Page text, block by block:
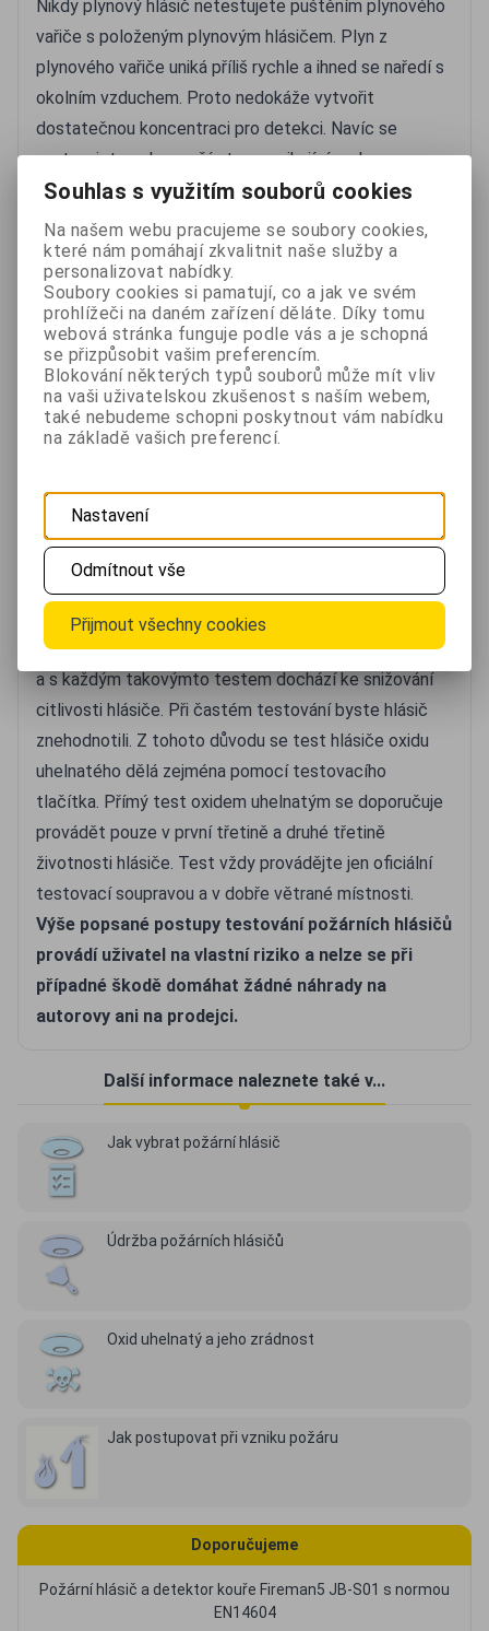
Nikdy plynový hlásič netestujete puštěním plynového
vařiče s položeným plynovým hlásičem. Plyn z
plynového vařiče uniká příliš rychle a ihned se naředí s
okolním vzduchem. Proto nedokáže vytvořit
dostatečnou koncentraci pro detekci. Navíc se
vystavujete nebezpečí otravy unikajícím plynem.
Test plynového hlásiče lze provést jednodušeji,
pomocí běžného plynového zapalovače. Zapalovač
stiskněte bez škrtnutí, aby nedošlo ke vznícení plynu
a přiložte jej k otvorům plynového hlásiče tak, aby plyn
přímo vnikal dovnitř hlásiče. Hlásič by měl zareagovat
do jedné minuty poplachem. Pokud se tak nestane, je
vhodné provést po chvíli nový test a případně plynový
hlásič vyměnit.
Test plynem není vhodné provádět příliš často, aby
Test hlásiče oxidu uhelnatého
Testování hlásičů oxidu uhelnatého přímo oxidem
uhelnatým je velmi problematické a nebezpečné. Oxid
uhelnatý je jedovatý plyn a mohlo by dojít při
neodborné manipulaci k otravě. Hlásiče oxidu
uhelnatého jsou navíc postaveny na chemické detekci
a s každým takovýmto testem dochází ke snižování
citlivosti hlásiče. Při častém testování byste hlásič
znehodnotili. Z tohoto důvodu se test hlásiče oxidu
uhelnatého dělá zejména pomocí testovacího
tlačítka. Přímý test oxidem uhelnatým se doporučuje
provádět pouze v první třetině a druhé třetině
životnosti hlásiče. Test vždy provádějte jen oficiální
testovací soupravou a v dobře větrané místnosti.
Výše popsané postupy testování požárních hlásičů
provádí uživatel na vlastní riziko a nelze se při
případné škodě domáhat žádné náhrady na
autorovy ani na prodejci.
Další informace naleznete také v...
Jak vybrat požární hlásič
Údržba požárních hlásičů
Oxid uhelnatý a jeho zrádnost
Jak postupovat při vzniku požáru
Doporučujeme
Požární hlásič a detektor kouře Fireman5 JB-S01 s normou
EN14604
Souhlas s využitím souborů cookies
Na našem webu pracujeme se soubory cookies,
které nám pomáhají zkvalitnit naše služby a
personalizovat nabídky.
Soubory cookies si pamatují, co a jak ve svém
prohlížeči na daném zařízení děláte. Díky tomu
webová stránka funguje podle vás a je schopná
se přizpůsobit vašim preferencím.
Blokování některých typů souborů může mít vliv
na vaši uživatelskou zkušenost s naším webem,
také nebudeme schopni poskytnout vám nabídku
na základě vašich preferencí.
Nastavení
Odmítnout vše
Přijmout všechny cookies